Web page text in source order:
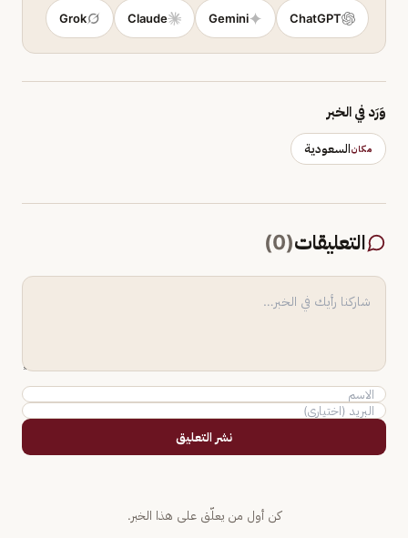
ChatGPT
Gemini
Claude
Grok
وَرَد في الخبر
مكانالسعودية
التعليقات(
0
)
نشر التعليق
كن أول من يعلّق على هذا الخبر.